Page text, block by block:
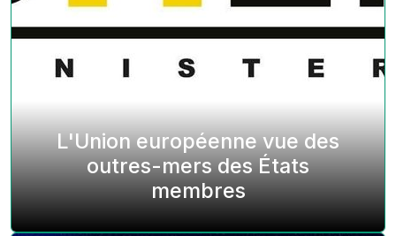
L'Union européenne vue des
outres-mers des États
membres